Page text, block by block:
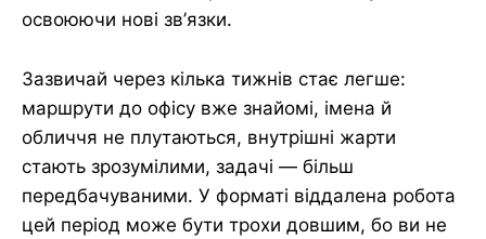
освоюючи нові зв’язки.
Зазвичай через кілька тижнів стає легше:
маршрути до офісу вже знайомі, імена й
обличчя не плутаються, внутрішні жарти
стають зрозумілими, задачі — більш
передбачуваними. У форматі віддалена робота
цей період може бути трохи довшим, бо ви не